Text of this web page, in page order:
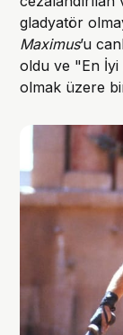
gladyatör
Maximus’u
oldu ve "En
olmak üzere